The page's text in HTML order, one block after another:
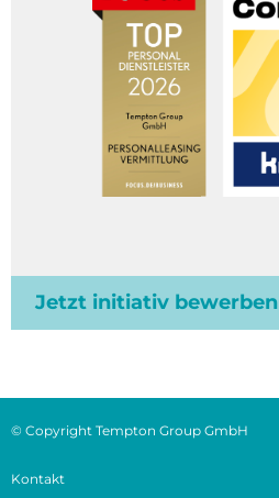
Jetzt initiativ bewerben
© Copyright Tempton Group GmbH
Kontakt